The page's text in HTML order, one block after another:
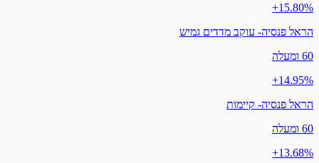
‎+15.80%
הראל פנסיה- עוקב מדדים גמיש
60 ומעלה
‎+14.95%
הראל פנסיה- קיימות
60 ומעלה
‎+13.68%